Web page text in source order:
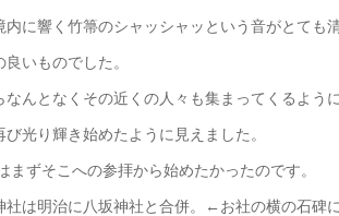
内に響く竹箒のシャッシャッという音がとても清
いものでした。
なんとなくその近くの人々も集まってくるように
び光り輝き始めたように見えました。
まずそこへの参拝から始めたかったのです。
社は明治に八坂神社と合併。←お社の横の石碑